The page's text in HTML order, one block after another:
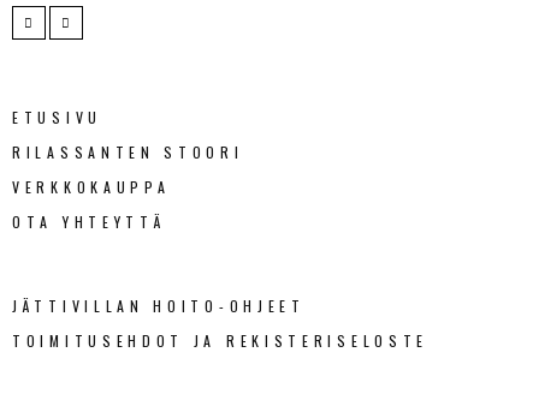
ETUSIVU
RILASSANTEN STOORI
VERKKOKAUPPA
OTA YHTEYTTÄ
JÄTTIVILLAN HOITO-OHJEET
TOIMITUSEHDOT JA REKISTERISELOSTE